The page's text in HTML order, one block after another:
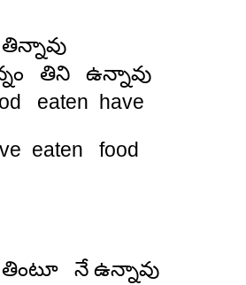
తిన్నావు
తిని
ఉన్నావు
eaten have
eaten food
తింటూ నే ఉన్నావు